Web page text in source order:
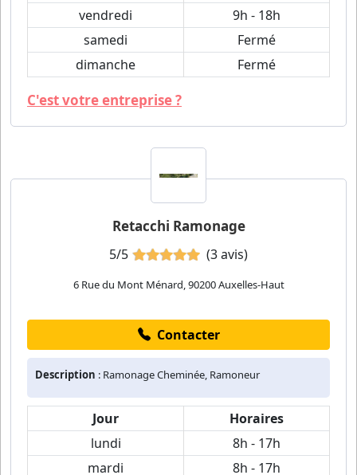
vendredi
9h - 18h
samedi
Fermé
dimanche
Fermé
C'est votre entreprise ?
Retacchi Ramonage
5/5 (3 avis)
6 Rue du Mont Ménard, 90200 Auxelles-Haut
Contacter
Description : Ramonage Cheminée, Ramoneur
Jour
Horaires
lundi
8h - 17h
mardi
8h - 17h